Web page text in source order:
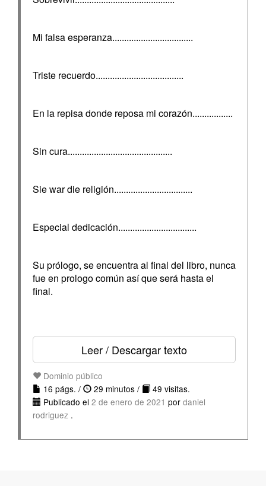
Mi falsa esperanza..................................
Triste recuerdo.....................................
En la repisa donde reposa mi corazón.................
Sin cura............................................
Sie war die religión.................................
Especial dedicación.................................
Su prólogo, se encuentra al final del libro, nunca
fue en prologo común así que será hasta el
final.
Leer / Descargar texto
Dominio público
16 págs. /
29 minutos /
49 visitas.
Publicado el 2 de enero de 2021 por daniel
rodriguez .